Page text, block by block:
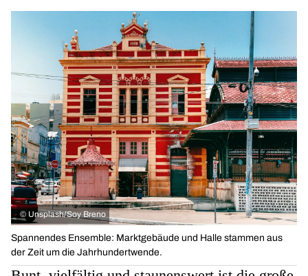
© Unsplash/Soy Breno
Spannendes Ensemble: Marktgebäude und Halle stammen aus
der Zeit um die Jahrhundertwende.